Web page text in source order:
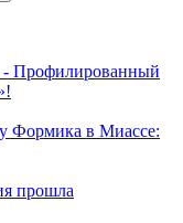
- Профилированный
Формика в Миассе:
прошла